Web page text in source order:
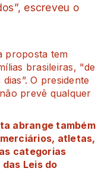
escreveu o
proposta tem
brasileiras, "de
O presidente
prevê qualquer
abrange também
atletas,
categorias
Leis do